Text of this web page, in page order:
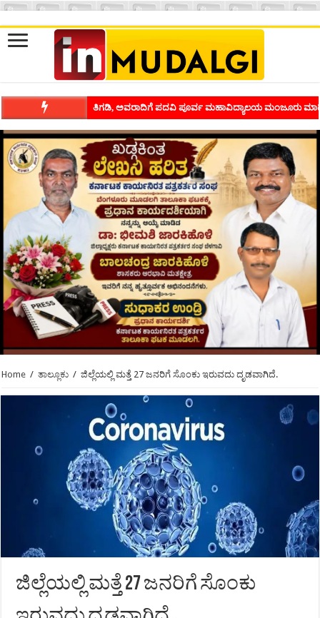
ಶಿವಾಪುರದಲ್ಲಿ ಕವಿಗೋಷ್ಠಿಯ ಸಂಭ್ರಮ ಭಾವನೆಗಳನ್ನು ಕಟ್ಟಿಕೊಡುವ
Home / ತಾಲ್ಲೂಕು / ಜಿಲ್ಲೆಯಲ್ಲಿ ಮತ್ತೆ 27 ಜನರಿಗೆ ಸೊಂಕು ಇರುವದು ದೃಡವಾಗಿದೆ.
ಜಿಲ್ಲೆಯಲ್ಲಿ ಮತ್ತೆ 27 ಜನರಿಗೆ ಸೊಂಕು